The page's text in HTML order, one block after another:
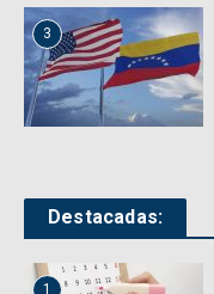
3
Destacadas:
1